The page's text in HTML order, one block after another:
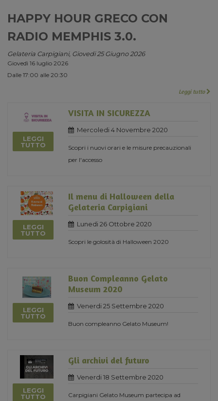
HAPPY HOUR GRECO CON
RADIO MEMPHIS 3.0.
Gelateria Carpigiani, Giovedi 25 Giugno 2026
Giovedì 16 luglio 2026
Dalle 17:00 alle 20:30
Leggi tutto
LEGGI
TUTTO
VISITA IN SICUREZZA
Mercoledi 4 Novembre 2020
Scopri i nuovi orari e le misure precauzionali
per l'accesso
LEGGI
TUTTO
Il menu di Halloween della
Gelateria Carpigiani
Lunedi 26 Ottobre 2020
Scopri le golosità di Halloween 2020
LEGGI
TUTTO
Buon Compleanno Gelato
Museum 2020
Venerdi 25 Settembre 2020
Buon compleanno Gelato Museum!
LEGGI
TUTTO
Gli archivi del futuro
Venerdi 18 Settembre 2020
Carpigiani Gelato Museum partecipa ad